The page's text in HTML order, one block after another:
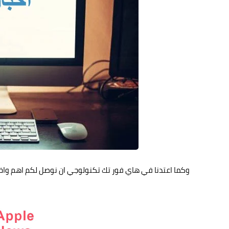
وكما اعتدنا في هاي فور تك تكنولوجي ان نوصل لكم اهم واخر